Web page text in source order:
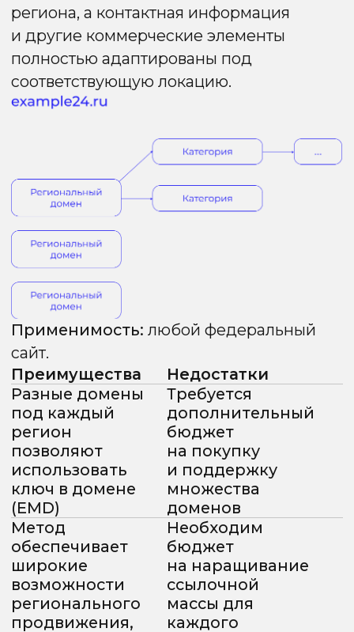
(только через
Яндекс.
Справочник /
Бизнес, что даёт
слабый сигнал)
Высокий Trust
Rank основного
домена
Возможно
по сравнению
с поддоменами
конкурентов
Идеально для
Google
-
Затраты рабочего
и бюджета ниже,
чем у других
продвинутых
благодаря
простой
реализации
-
Метод 6.Гибридная схема
(Продвинутая стратегия)
Комбинирование методов для охвата
обоих поисковиков.
2 способа реализации
структуры